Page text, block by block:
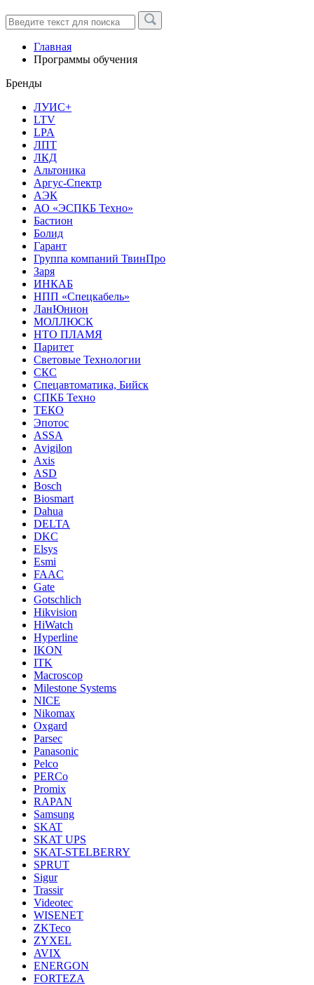
Главная
Программы обучения
Бренды
ЛУИС+
LTV
LPA
ЛПТ
ЛКД
Альтоника
Аргус-Спектр
АЭК
АО «ЭСПКБ Техно»
Бастион
Болид
Гарант
Группа компаний ТвинПро
Заря
ИНКАБ
НПП «Спецкабель»
ЛанЮнион
МОЛЛЮСК
НТО ПЛАМЯ
Паритет
Световые Технологии
СКС
Спецавтоматика, Бийск
СПКБ Техно
ТЕКО
Эпотос
ASSA
Avigilon
Axis
ASD
Bosch
Biosmart
Dahua
DELTA
DKC
Elsys
Esmi
FAAC
Gate
Gotschlich
Hikvision
HiWatch
Hyperline
IKON
ITK
Macroscop
Milestone Systems
NICE
Nikomax
Oxgard
Parsec
Panasonic
Pelco
PERCo
Promix
RAPAN
Samsung
SKAT
SKAT UPS
SKAT-STELBERRY
SPRUT
Sigur
Trassir
Videotec
WISENET
ZKTeco
ZYXEL
AVIX
ENERGON
FORTEZA